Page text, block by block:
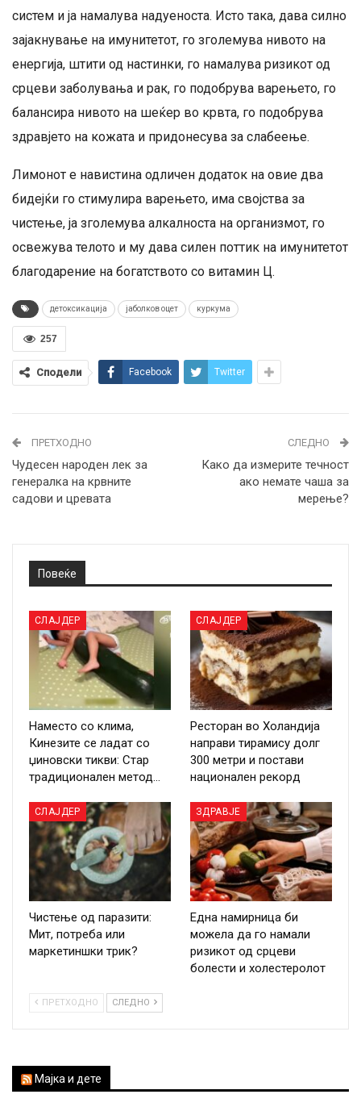
систем и ја намалува надуеноста. Исто така, дава силно
зајакнување на имунитетот, го зголемува нивото на
енергија, штити од настинки, го намалува ризикот од
срцеви заболувања и рак, го подобрува варењето, го
балансира нивото на шеќер во крвта, го подобрува
здравјето на кожата и придонесува за слабеење.
Лимонот е навистина одличен додаток на овие два
бидејќи го стимулира варењето, има својства за
чистење, ја зголемува алкалноста на организмот, го
освежува телото и му дава силен поттик на имунитетот
благодарение на богатството со витамин Ц.
детоксикација јаболков оцет куркума
257
Сподели Facebook Twitter
ПРЕТХОДНО
Чудесен народен лек за
генералка на крвните
садови и цревата
СЛЕДНО
Како да измерите течност
ако немате чаша за
мерење?
Повеќе
СЛАЈДЕР
Наместо со клима,
Кинезите се ладат со
џиновски тикви: Стар
традиционален метод…
СЛАЈДЕР
Ресторан во Холандија
направи тирамису долг
300 метри и постави
национален рекорд
СЛАЈДЕР
Чистење од паразити:
Мит, потреба или
маркетиншки трик?
ЗДРАВЈЕ
Една намирница би
можела да го намали
ризикот од срцеви
болести и холестеролот
ПРЕТХОДНО СЛЕДНО
Мајка и дете